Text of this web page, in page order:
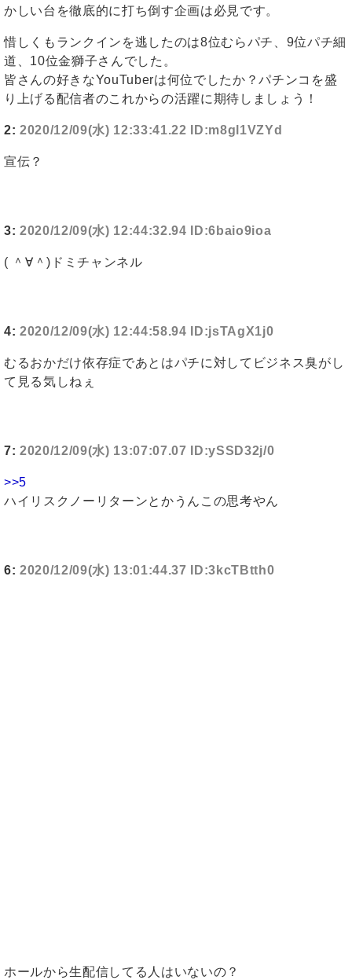
かしい台を徹底的に打ち倒す企画は必見です。
惜しくもランクインを逃したのは8位むらパチ、9位パチ細
道、10位金獅子さんでした。
皆さんの好きなYouTuberは何位でしたか？パチンコを盛
り上げる配信者のこれからの活躍に期待しましょう！
2: 2020/12/09(水) 12:33:41.22 ID:m8gl1VZYd
宣伝？
3: 2020/12/09(水) 12:44:32.94 ID:6baio9ioa
( ＾∀＾)ドミチャンネル
4: 2020/12/09(水) 12:44:58.94 ID:jsTAgX1j0
むるおかだけ依存症であとはパチに対してビジネス臭がし
て見る気しねぇ
7: 2020/12/09(水) 13:07:07.07 ID:ySSD32j/0
>>5
ハイリスクノーリターンとかうんこの思考やん
6: 2020/12/09(水) 13:01:44.37 ID:3kcTBtth0
ホールから生配信してる人はいないの？